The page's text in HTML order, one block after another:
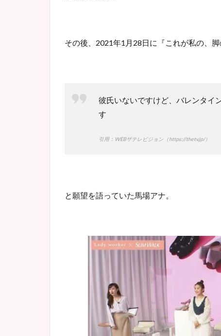
その後、2021年1月28日に『これが私の、
彼氏いないですけど、バレンタイ
す
引用：WEBザテレビジョン（https://thetv.jp/）
と願望を語っていた馬場アナ。